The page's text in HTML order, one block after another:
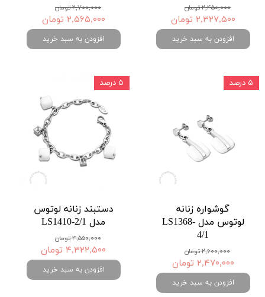
۲,۴۵۰,۰۰۰ تومان
۲,۳۲۷,۵۰۰ تومان
افزودن به سبد خرید
۲,۷۰۰,۰۰۰ تومان
۲,۵۶۵,۰۰۰ تومان
افزودن به سبد خرید
گوشواره زنانه
لوتوس مدل LS1368-
4/1
۲,۶۰۰,۰۰۰ تومان
۲,۴۷۰,۰۰۰ تومان
افزودن به سبد خرید
۵ درصد
دستبند زنانه لوتوس
مدل LS1410-2/1
۴,۵۵۰,۰۰۰ تومان
۴,۳۲۲,۵۰۰ تومان
افزودن به سبد خرید
۵ درصد